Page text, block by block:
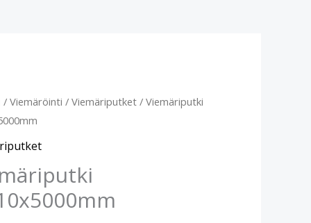
/Viemäröinti /Viemäriputket / Viemäriputki